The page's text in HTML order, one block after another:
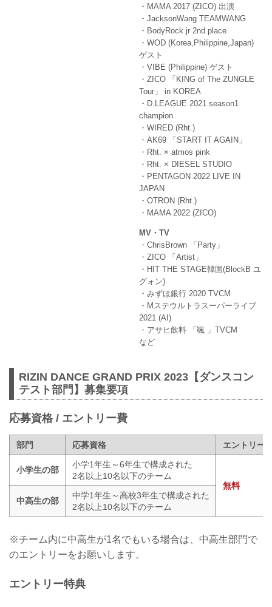
・MAMA 2017 (ZICO) 出演
・JacksonWang TEAMWANG
・BodyRock jr 2nd place
・WOD (Korea,Philippine,Japan)
ゲスト
・VIBE (Philippine) ゲスト
・ZICO 「KING of The ZUNGLE
Tour」 in KOREA
・D.LEAGUE 2021 season1
champion
・WIRED (Rht.)
・AK69 「START IT AGAIN」
・Rht. × atmos pink
・Rht. × DIESEL STUDIO
・PENTAGON 2022 LIVE IN
JAPAN
・OTRON (Rht.)
・MAMA 2022 (ZICO)
MV・TV
・ChrisBrown 「Party」
・ZICO 「Artist」
・HIT THE STAGE韓国(BlockB ユ
グォン)
・みずほ銀行 2020 TVCM
・Mステウルトラスーパーライブ
2021 (AI)
・アサヒ飲料 「颯 」TVCM
など
RIZIN DANCE GRAND PRIX 2023【ダンスコン
テスト部門】募集要項
応募資格 / エントリー費
部門 応募資格 エントリー
小学生の部
小学1年生～6年生で構成された
2名以上10名以下のチーム
無料
中高生の部
中学1年生～高校3年生で構成された
2名以上10名以下のチーム
※チーム内に中高生が1名でもいる場合は、中高生部門で
のエントリーをお願いします。
エントリー特典